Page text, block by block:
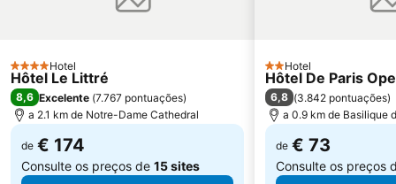
12th district Reuilly
4 Estrelas
Hotel
Hôtel Le Littré
8,6 Excelente (7.767 pontuações)
a 2.1 km de Notre-Dame Cathedral
de € 174
Consulte os preços de 15 sites
2 Estrelas
Hotel
Hôtel De Paris
6,8 (3.842 pontuações)
a 0.9 km de Basilique
de € 73
Consulte os preços